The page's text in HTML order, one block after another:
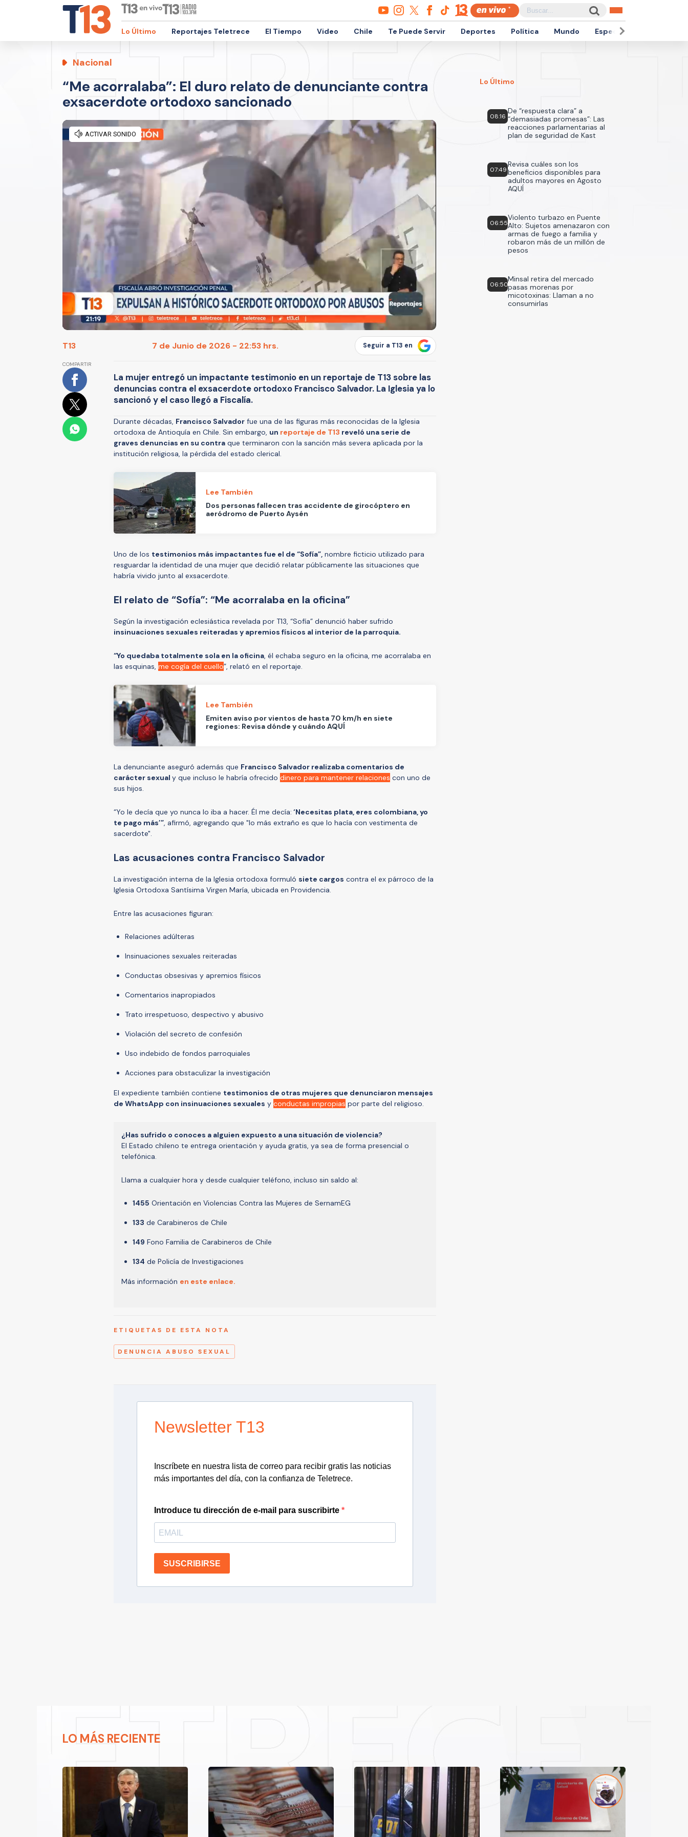
Lo Último Reportajes Teletrece El Tiempo Video Chile Te Puede Servir Deportes Política Mundo Espectáculos
Nacional
“Me acorralaba”: El duro relato de denunciante contra
exsacerdote ortodoxo sancionado
T13 7 de Junio de 2026 - 22:53 hrs. Seguir a T13 en
COMPARTIR
La mujer entregó un impactante testimonio en un reportaje de T13 sobre las
denuncias contra el exsacerdote ortodoxo Francisco Salvador. La Iglesia ya lo
sancionó y el caso llegó a Fiscalía.
Durante décadas, Francisco Salvador fue una de las figuras más reconocidas de la Iglesia
ortodoxa de Antioquía en Chile. Sin embargo, un reportaje de T13 reveló una serie de
graves denuncias en su contra que terminaron con la sanción más severa aplicada por la
institución religiosa, la pérdida del estado clerical.
Lee También
Dos personas fallecen tras accidente de girocóptero en
aeródromo de Puerto Aysén
Uno de los testimonios más impactantes fue el de “Sofía”, nombre ficticio utilizado para
resguardar la identidad de una mujer que decidió relatar públicamente las situaciones que
habría vivido junto al exsacerdote.
El relato de “Sofía”: “Me acorralaba en la oficina”
Según la investigación eclesiástica revelada por T13, “Sofía” denunció haber sufrido
insinuaciones sexuales reiteradas y apremios físicos al interior de la parroquia.
“Yo quedaba totalmente sola en la oficina, él echaba seguro en la oficina, me acorralaba en
las esquinas, me cogía del cuello”, relató en el reportaje.
Lee También
Emiten aviso por vientos de hasta 70 km/h en siete
regiones: Revisa dónde y cuándo AQUÍ
La denunciante aseguró además que Francisco Salvador realizaba comentarios de
carácter sexual y que incluso le habría ofrecido dinero para mantener relaciones con uno de
sus hijos.
“Yo le decía que yo nunca lo iba a hacer. Él me decía: ‘Necesitas plata, eres colombiana, yo
te pago más’”, afirmó, agregando que "lo más extraño es que lo hacía con vestimenta de
sacerdote".
Las acusaciones contra Francisco Salvador
La investigación interna de la Iglesia ortodoxa formuló siete cargos contra el ex párroco de la
Iglesia Ortodoxa Santísima Virgen María, ubicada en Providencia.
Entre las acusaciones figuran:
Relaciones adúlteras
Insinuaciones sexuales reiteradas
Conductas obsesivas y apremios físicos
Comentarios inapropiados
Trato irrespetuoso, despectivo y abusivo
Violación del secreto de confesión
Uso indebido de fondos parroquiales
Acciones para obstaculizar la investigación
El expediente también contiene testimonios de otras mujeres que denunciaron mensajes
de WhatsApp con insinuaciones sexuales y conductas impropias por parte del religioso.
¿Has sufrido o conoces a alguien expuesto a una situación de violencia?
El Estado chileno te entrega orientación y ayuda gratis, ya sea de forma presencial o
telefónica.
Llama a cualquier hora y desde cualquier teléfono, incluso sin saldo al:
1455 Orientación en Violencias Contra las Mujeres de SernamEG
133 de Carabineros de Chile
149 Fono Familia de Carabineros de Chile
134 de Policía de Investigaciones
Más información en este enlace.
ETIQUETAS DE ESTA NOTA
DENUNCIA ABUSO SEXUAL
Newsletter T13
Inscríbete en nuestra lista de correo para recibir gratis las noticias
más importantes del día, con la confianza de Teletrece.
Introduce tu dirección de e-mail para suscribirte
SUSCRIBIRSE
Lo Último
08:16
De “respuesta clara” a
“demasiadas promesas”: Las
reacciones parlamentarias al
plan de seguridad de Kast
07:49
Revisa cuáles son los
beneficios disponibles para
adultos mayores en Agosto
AQUÍ
06:55
Violento turbazo en Puente
Alto: Sujetos amenazaron con
armas de fuego a familia y
robaron más de un millón de
pesos
06:50
Minsal retira del mercado
pasas morenas por
micotoxinas: Llaman a no
consumirlas
LO MÁS RECIENTE